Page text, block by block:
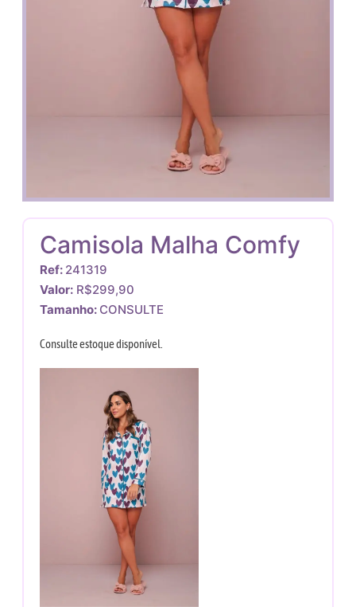
Camisola Malha Comfy
Ref: 241319
Valor: R$299,90
Tamanho: CONSULTE
Consulte estoque disponível.